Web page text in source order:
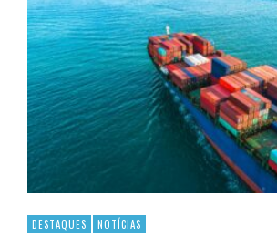
DESTAQUES NOTÍCIAS